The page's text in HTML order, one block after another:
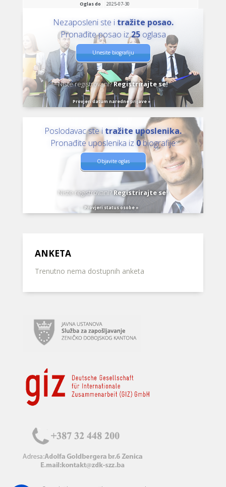
Oglas do
2025-07-30
Nezaposleni ste i tražite posao.
Pronađite posao iz25oglasa
Unesite biografiju
Niste registrovani?Registrirajte se!
Provjeri datum naredne prijave »
Poslodavac ste i tražite uposlenika.
Pronađite uposlenika iz 0biografije
Objavite oglas
Niste registrovani?Registrirajte se!
Provjeri status osobe »
ANKETA
Trenutno nema dostupnih anketa